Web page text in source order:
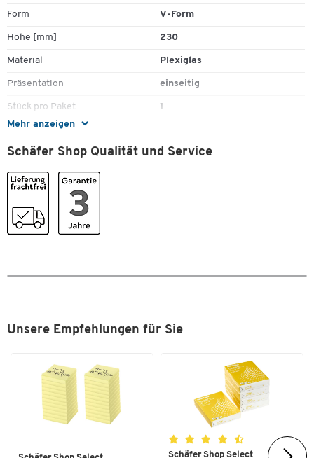
Mehr anzeigen
Form V-Form
Höhe [mm] 230
Material Plexiglas
Präsentation einseitig
Stück pro Paket 1
Tiefe [mm]
Breite [mm]
Schäfer Shop Qualität und Service
Unsere Empfehlungen für Sie
Schäfer Shop Select